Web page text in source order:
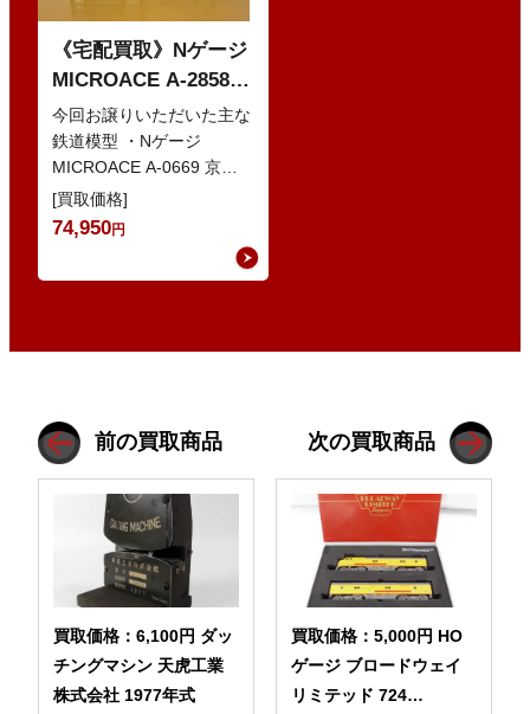
《宅配買取》Nゲージ
MICROACE A-2858
京阪8000系 新塗装 な
どの鉄道模型
今回お譲りいただいた主な
鉄道模型 ・Nゲージ
MICROACE A-0669 京阪
8030系 ・Nゲージ
GREENMAX 組立キ…
[買取価格]
74,950円
前の買取商品
買取価格：6,100円 ダッ
チングマシン 天虎工業
株式会社 1977年式
次の買取商品
買取価格：5,000円 HO
ゲージ ブロードウェイ
リミテッド 724